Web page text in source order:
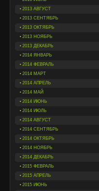
2013 АВГУСТ
2013 СЕНТЯБРЬ
2013 ОКТЯБРЬ
2013 НОЯБРЬ
2013 ДЕКАБРЬ
2014 ЯНВАРЬ
2014 ФЕВРАЛЬ
2014 МАРТ
2014 АПРЕЛЬ
2014 МАЙ
2014 ИЮНЬ
2014 ИЮЛЬ
2014 АВГУСТ
2014 СЕНТЯБРЬ
2014 ОКТЯБРЬ
2014 НОЯБРЬ
2014 ДЕКАБРЬ
2015 ФЕВРАЛЬ
2015 АПРЕЛЬ
2015 ИЮНЬ